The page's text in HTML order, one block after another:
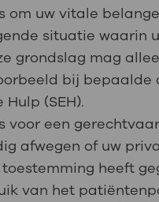
om uw vitale
situatie waarin
grondslag mag
bij bepaalde
(SEH).
voor een
afwegen of uw
heeft
van het